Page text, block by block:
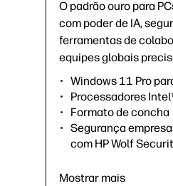
O padrão ouro para
com poder de IA,
ferramentas de
equipes globais
Windows 11 Pro
Processadores Intel
Formato de concha
Segurança
com HP Wolf
empresarial
Mostrar mais